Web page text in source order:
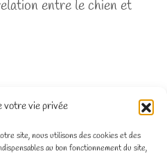
votre vie privée
site, nous utilisons des cookies et des
au bon fonctionnement du site,
entre le chien et
Sèvres, Charente-